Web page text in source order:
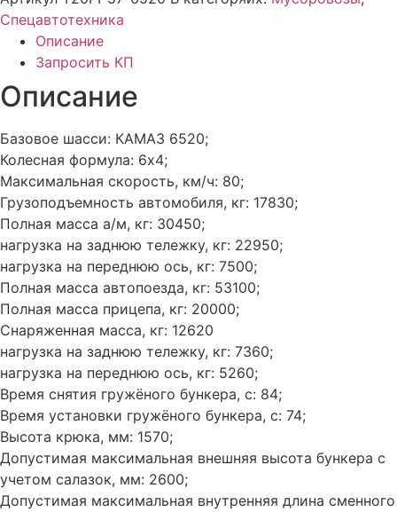
Спецавтотехника
Описание
Запросить КП
Описание
Базовое шасси: КАМАЗ 6520;
Колесная формула: 6х4;
Максимальная скорость, км/ч: 80;
Грузоподъемность автомобиля, кг: 17830;
Полная масса а/м, кг: 30450;
нагрузка на заднюю тележку, кг: 22950;
нагрузка на переднюю ось, кг: 7500;
Полная масса автопоезда, кг: 53100;
Полная масса прицепа, кг: 20000;
Снаряженная масса, кг: 12620
нагрузка на заднюю тележку, кг: 7360;
нагрузка на переднюю ось, кг: 5260;
Время снятия гружёного бункера, с: 84;
Время установки гружёного бункера, с: 74;
Высота крюка, мм: 1570;
Допустимая максимальная внешняя высота бункера с
учетом салазок, мм: 2600;
Допустимая максимальная внутренняя длина сменного